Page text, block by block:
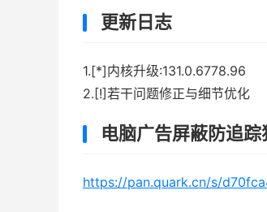
更新日志
1.[*]内核升级:131.0.6778.96
2.[!]若干问题修正与细节优化
电脑广告屏蔽防追
https://pan.quark.cn/s/